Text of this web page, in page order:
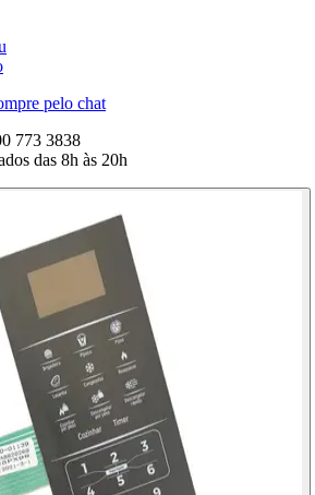
pelo chat
773 3838
das 8h às 20h